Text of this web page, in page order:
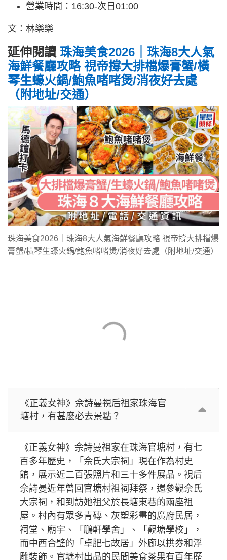
營業時間：16:30-次日01:00
文：林樂樂
延伸閱讀 珠海美食2026｜珠海8大人氣
海鮮餐廳攻略 視帝撐大排檔爆膏蟹/橫
琴生蠔火鍋/鮑魚啫啫煲/消夜好去處
（附地址/交通）
珠海美食2026｜珠海8大人氣海鮮餐廳攻略 視帝撐大排檔爆
膏蟹/橫琴生蠔火鍋/鮑魚啫啫煲/消夜好去處（附地址/交通）
《正義女神》佘詩曼視后祖家珠海官
塘村，有甚麼必去景點？
《正義女神》佘詩曼祖家在珠海官塘村，有七
百多年歷史，「佘氏大宗祠」現在作為村史
館，展示近二百張照片和三十多件展品。視后
佘詩曼近年曾回官塘村祖祠拜祭，還參觀佘氏
大宗祠，和到訪她祖父於長塘東巷的兩座祖
屋。村內有眾多青磚、灰塑彩畫的廣府民居，
祠堂、廟宇、「鵬軒學舍」、「觀塘學校」，
而中西合璧的「卓肥七故居」外廊以拱券和浮
雕裝飾。官塘村出品的民間美食茶果有百年歷